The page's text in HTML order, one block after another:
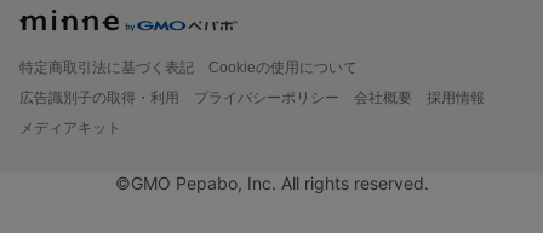
特定商取引法に基づく表記
Cookieの使用について
広告識別子の取得・利用
プライバシーポリシー 会社概要
採用情報
メディアキット
©GMO Pepabo, Inc. All rights reserved.